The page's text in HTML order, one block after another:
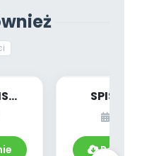
SPIS
Pobierz